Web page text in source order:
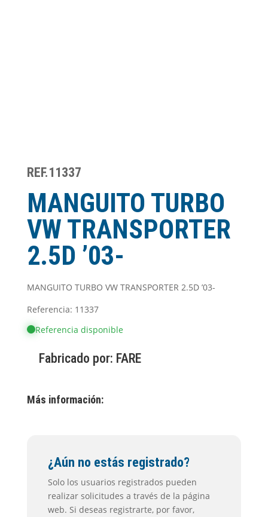
REF.11337
MANGUITO TURBO
VW TRANSPORTER
2.5D ’03-
MANGUITO TURBO VW TRANSPORTER 2.5D ’03-
Referencia: 11337
Referencia disponible
Fabricado por: FARE
Más información:
¿Aún no estás registrado?
Solo los usuarios registrados pueden
realizar solicitudes a través de la página
web. Si deseas registrarte, por favor,